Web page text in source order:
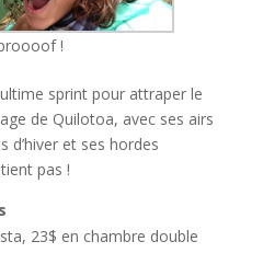
!
sprint pour attraper le
de Quilotoa, avec ses airs
d’hiver et ses hordes
pas !
23$ en chambre double